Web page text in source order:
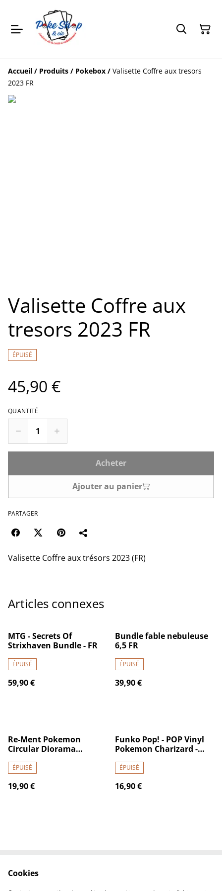
Accueil / Produits / Pokebox / Valisette Coffre aux tresors
2023 FR
Valisette Coffre aux
tresors 2023 FR
ÉPUISÉ
45,90 €
QUANTITÉ
Acheter
Ajouter au panier
PARTAGER
Valisette Coffre aux trésors 2023 (FR)
Articles connexes
MTG - Secrets Of
Strixhaven Bundle - FR
ÉPUISÉ
59,90 €
Bundle fable nebuleuse
6,5 FR
ÉPUISÉ
39,90 €
Re-Ment Pokemon
Circular Diorama
Box
ÉPUISÉ
19,90 €
Funko Pop! - POP Vinyl
Pokemon Charizard -
ÉPUISÉ
16,90 €
Politique de
Politique de cookies
Cookies